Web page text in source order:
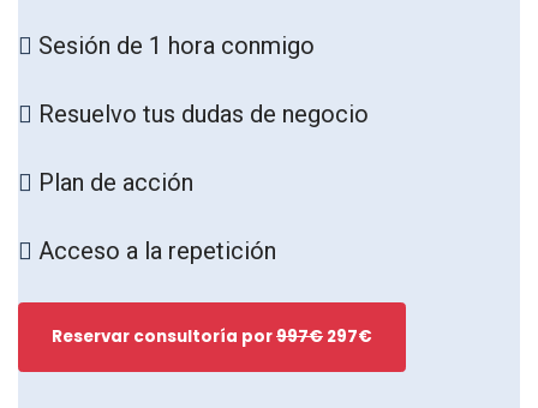
Sesión de 1 hora conmigo
Resuelvo tus dudas de negocio
Plan de acción
Acceso a la repetición
Reservar consultoría por997€ 297€